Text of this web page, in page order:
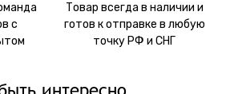
с
Товар всегда в наличии и
готов к отправке в любую
точку РФ и СНГ